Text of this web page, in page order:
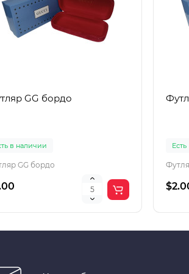
GG бордо
в наличии
GG бордо